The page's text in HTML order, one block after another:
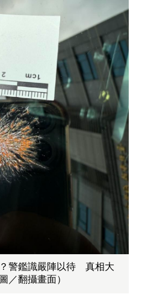
警鑑識嚴陣以待 真相大
／翻攝畫面）